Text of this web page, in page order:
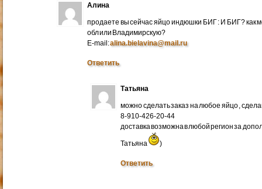
Алина
продаете вы сейчас яйцо индюшки БИГ : И БИГ? как
обл или Владимирскую?
E-mail:alina.bielavina@mail.ru
Ответить
Татьяна
можно сделать заказ на любое яйцо ,
8-910-426-20-44
доставка возможна в любой регион за
Татьяна )
Ответить